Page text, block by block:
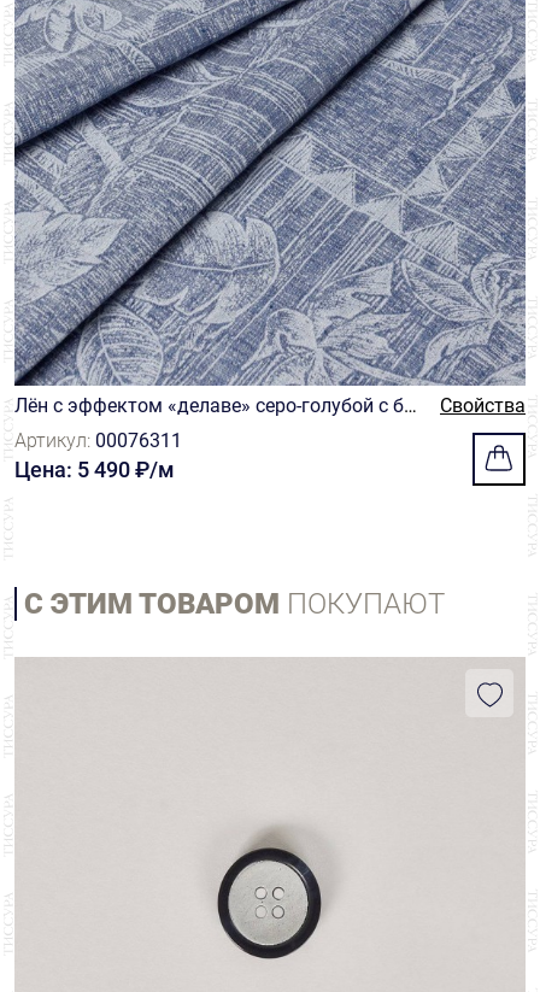
Лён с эффектом «делаве» серо-голубой с бе
лым тропическим принтом
Свойства
Артикул: 00076311
Цена: 5 490 ₽/м
С ЭТИМ ТОВАРОМ ПОКУПАЮТ